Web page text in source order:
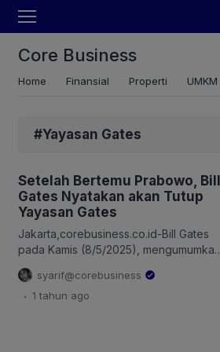
Core Business
Home Finansial Properti UMKM
#Yayasan Gates
Setelah Bertemu Prabowo, Bill
Gates Nyatakan akan Tutup
Yayasan Gates
Jakarta,corebusiness.co.id-Bill Gates
pada Kamis (8/5/2025), mengumumkan
Yayasan Gates miliknya akan ditutup
setelah menyumbangkan 99 persen
harta kekayaannya. Dia memperkirakan
syarif@corebusiness
. 1 tahun ago